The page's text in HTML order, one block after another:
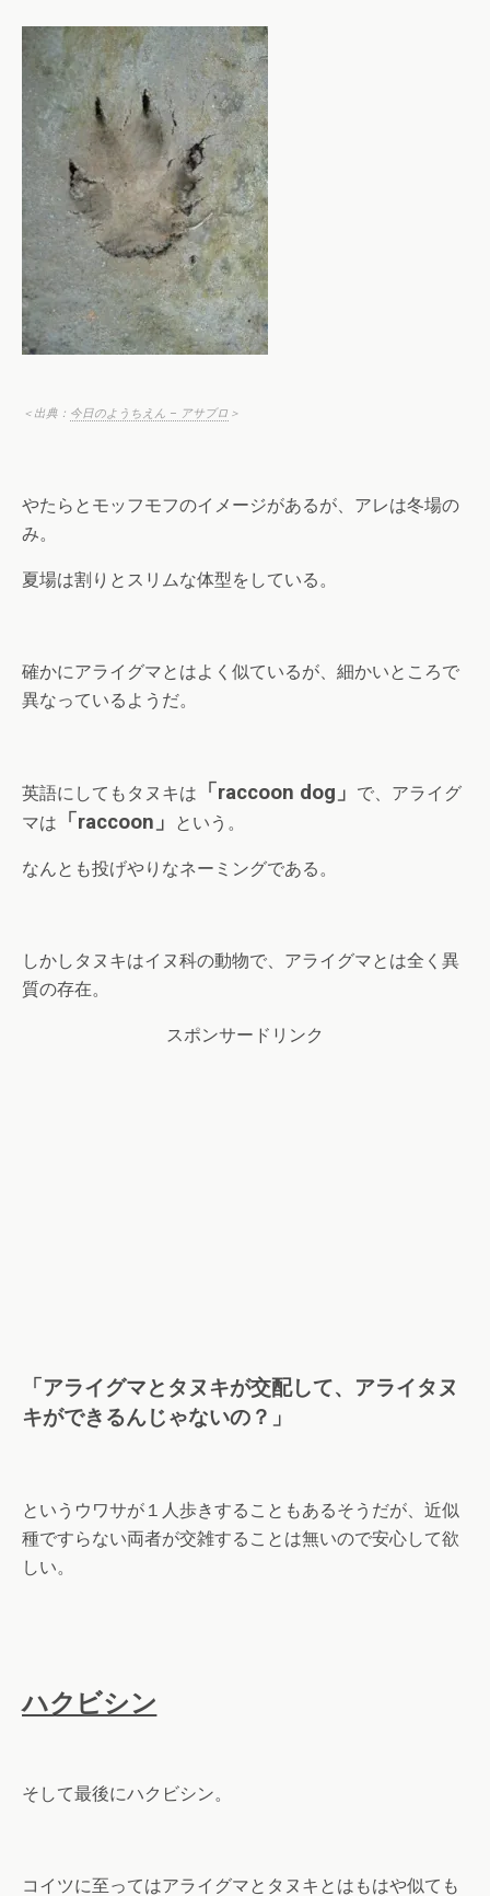
＜出典： 今日のようちえん – アサブロ ＞
やたらとモッフモフのイメージがあるが、アレは冬場の
み。
夏場は割りとスリムな体型をしている。
確かにアライグマとはよく似ているが、細かいところで
異なっているようだ。
英語にしてもタヌキは 「raccoon dog」 で、アライグ
マは
「raccoon」 という。
なんとも投げやりなネーミングである。
しかしタヌキはイヌ科の動物で、アライグマとは全く異
質の存在。
スポンサードリンク
「アライグマとタヌキが交配して、アライタヌ
キができるんじゃないの？」
というウワサが１人歩きすることもあるそうだが、近似
種ですらない両者が交雑することは無いので安心して欲
しい。
ハクビシン
そして最後にハクビシン。
コイツに至ってはアライグマとタヌキとはもはや似ても